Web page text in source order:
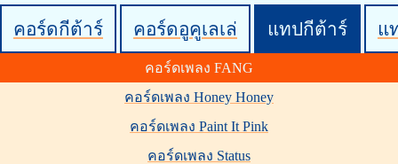
คอร์ดกีต้าร์ คอร์ดอูคูเลเล่ แทปกีต้าร์ แ
คอร์ดเพลง FANG
คอร์ดเพลง Honey Honey
คอร์ดเพลง Paint It Pink
คอร์ดเพลง Status